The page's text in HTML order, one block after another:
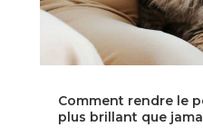
Comment rendre le
plus brillant que